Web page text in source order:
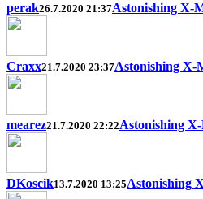
perak26.7.2020 21:37Astonishing X-
Craxx21.7.2020 23:37Astonishing X-
mearez21.7.2020 22:22Astonishing
DKoscik13.7.2020 13:25Astonishing